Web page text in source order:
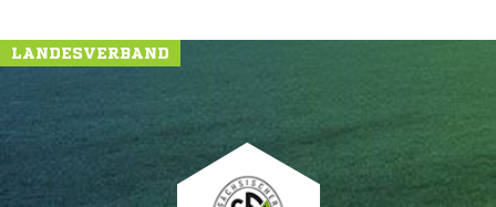
LANDESVERBAND